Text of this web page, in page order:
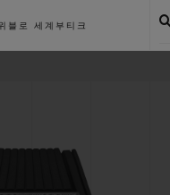
블로 세계 부티크